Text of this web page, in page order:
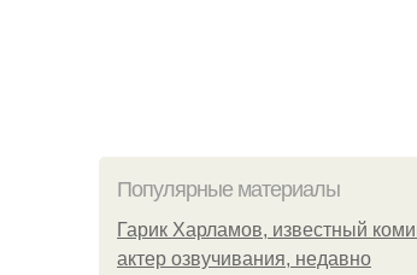
Популярные материалы
Гарик Харламов, известный
актер озвучивания, недавно